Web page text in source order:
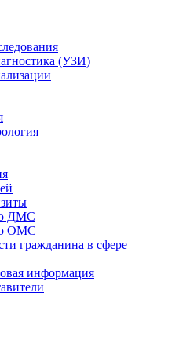
(УЗИ)
ДМС
ОМС
гражданина в сфере
информация